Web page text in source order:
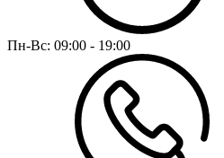
Пн-Вс: 09:00 - 19:00